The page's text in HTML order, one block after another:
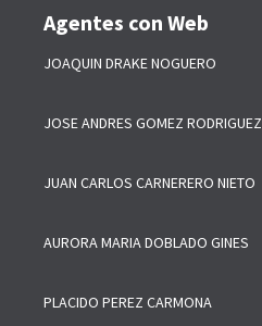
Agentes con Web
JOAQUIN DRAKE NOGUERO
JOSE ANDRES GOMEZ RODRIGUEZ
JUAN CARLOS CARNERERO NIETO
AURORA MARIA DOBLADO GINES
PLACIDO PEREZ CARMONA